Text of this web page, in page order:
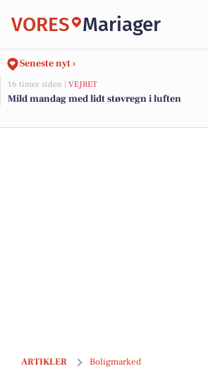
VORES Mariager
Seneste nyt ›
16 timer siden | VEJRET
Mild mandag med lidt støvregn i luften
ARTIKLER Boligmarked
Hemvej 20 er til salg for kun 395.000